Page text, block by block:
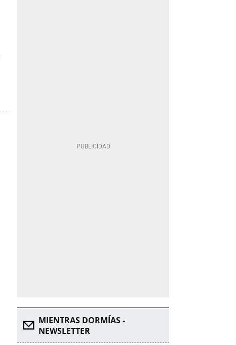
MIENTRAS DORMÍAS -
NEWSLETTER